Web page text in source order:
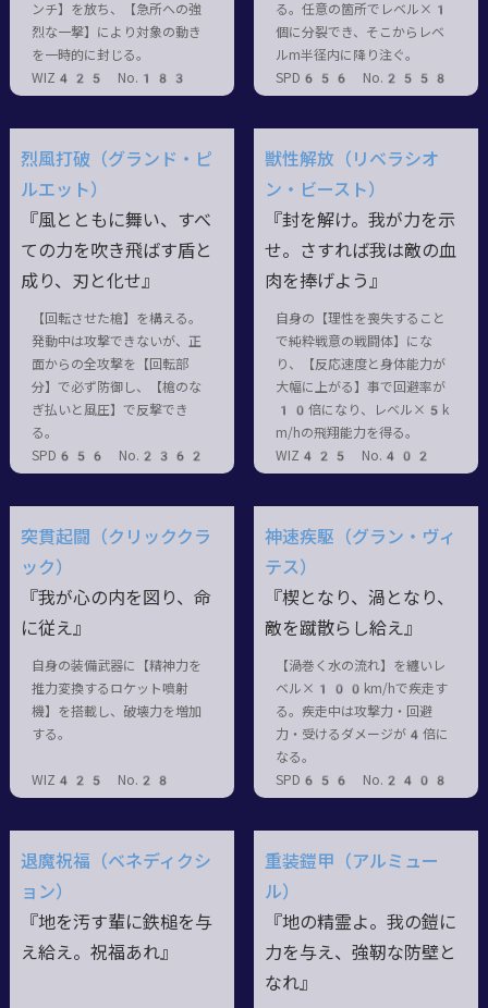
ンチ】を放ち、【急所への強
烈な一撃】により対象の動き
を一時的に封じる。
WIZ425 No.183
る。任意の箇所でレベル×1
個に分裂でき、そこからレベ
ルm半径内に降り注ぐ。
SPD656 No.2558
烈風打破（グランド・ピ
ルエット）
『風とともに舞い、すべ
ての力を吹き飛ばす盾と
成り、刃と化せ』
【回転させた槍】を構える。
発動中は攻撃できないが、正
面からの全攻撃を【回転部
分】で必ず防御し、【槍のな
ぎ払いと風圧】で反撃でき
る。
SPD656 No.2362
獣性解放（リベラシオ
ン・ビースト）
『封を解け。我が力を示
せ。さすれば我は敵の血
肉を捧げよう』
自身の【理性を喪失すること
で純粋戦意の戦闘体】にな
り、【反応速度と身体能力が
大幅に上がる】事で回避率が
10倍になり、レベル×5k
m/hの飛翔能力を得る。
WIZ425 No.402
突貫起闘（クリッククラ
ック）
『我が心の内を図り、命
に従え』
自身の装備武器に【精神力を
推力変換するロケット噴射
機】を搭載し、破壊力を増加
する。
WIZ425 No.28
神速疾駆（グラン・ヴィ
テス）
『楔となり、渦となり、
敵を蹴散らし給え』
【渦巻く水の流れ】を纏いレ
ベル×100km/hで疾走す
る。疾走中は攻撃力・回避
力・受けるダメージが4倍に
なる。
SPD656 No.2408
退魔祝福（ベネディクシ
ョン）
『地を汚す輩に鉄槌を与
え給え。祝福あれ』
重装鎧甲（アルミュー
ル）
『地の精霊よ。我の鎧に
力を与え、強靭な防壁と
なれ』